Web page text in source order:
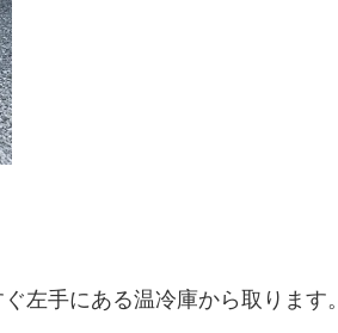
左手にある温冷庫から取ります。